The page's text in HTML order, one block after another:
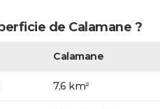
de Calamane ?
Calamane
7,6 km²